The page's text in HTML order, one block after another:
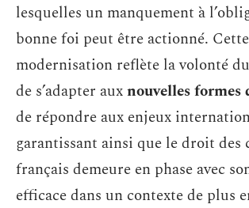
lesquelles un manquement à
bonne foi peut être actionné. Cette
modernisation reflète la volonté
de s’adapter auxnouvelles formes
de répondre aux enjeux
garantissant ainsi que le droit des
français demeure en phase avec
efficace dans un contexte de plus